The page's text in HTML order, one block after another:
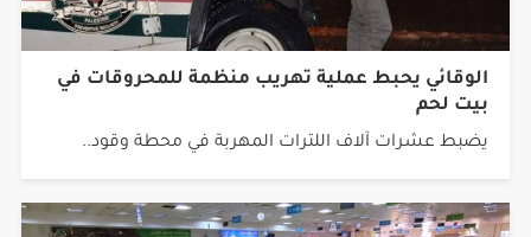
الوقائي يحبط عملية تهريب منظمة للمحروقات في
بيت لحم
يضبط عشرات آلاف اللترات المهربة في محطة وقود..